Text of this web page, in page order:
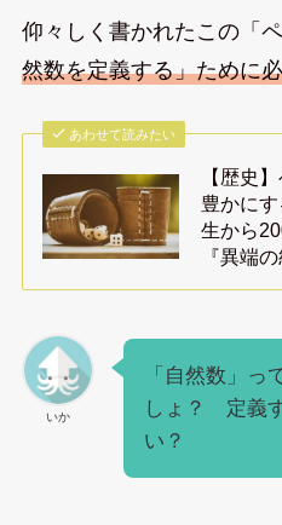
仰々しく書かれたこの「
然数を定義する」ために
あわせて読みたい
【歴史
豊かに
生から
『異端
いか
「自然数」
しょ？ 定義
い？